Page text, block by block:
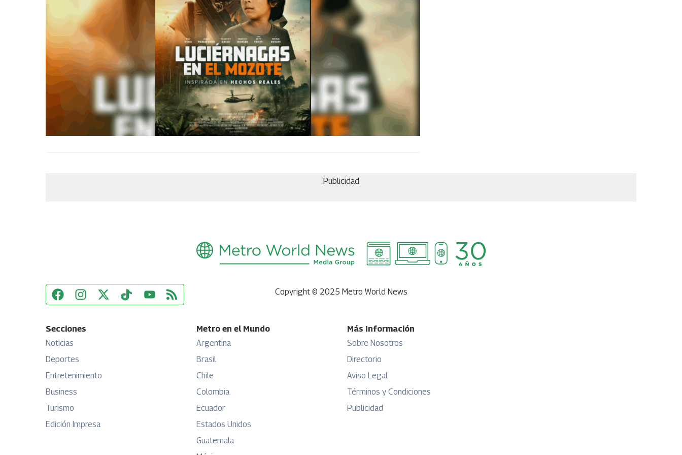
Publicidad
Copyright © 2025 Metro World News
Secciones
Noticias
Deportes
Entretenimiento
Business
Turismo
Edición Impresa
Metro en el Mundo
Argentina
Brasil
Chile
Colombia
Ecuador
Estados Unidos
Guatemala
Más Información
Sobre Nosotros
Directorio
Aviso Legal
Términos y Condiciones
Publicidad